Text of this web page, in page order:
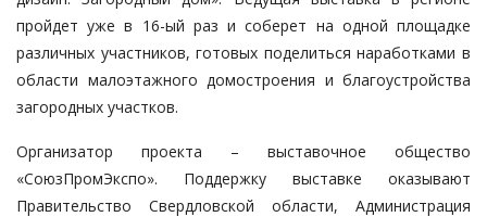
Контакты
Город: Колумбус
пройдет уже в 16-ый раз и соберет на одной площадке
различных участников, готовых поделиться наработками в
области малоэтажного домостроения и благоустройства
загородных участков.
Организатор проекта – выставочное общество
«СоюзПромЭкспо». Поддержку выставке оказывают
Правительство Свердловской области, Администрация